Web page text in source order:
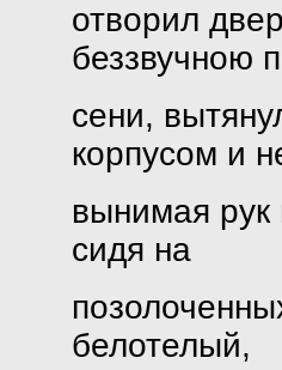
отворил
беззвучною
сени,
корпусом и
вынимая рук
сидя на
белотелый,